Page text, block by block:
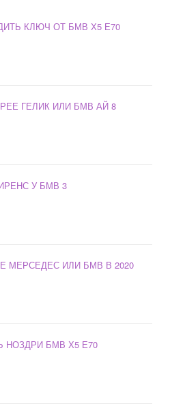
КЛЮЧ ОТ БМВ Х5 Е70
ГЕЛИК ИЛИ БМВ АЙ 8
У БМВ 3
МЕРСЕДЕС ИЛИ БМВ В 2020
НОЗДРИ БМВ Х5 Е70